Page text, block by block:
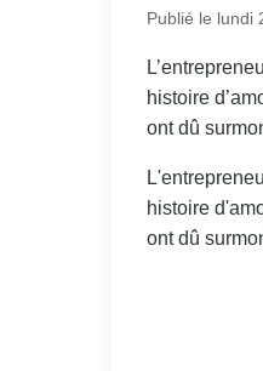
Publié le lundi
histoire
ont dû
histoire
ont dû